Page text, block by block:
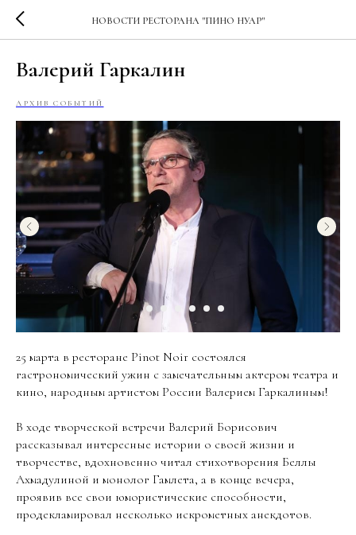
НОВОСТИ РЕСТОРАНА "ПИНО НУАР"
Валерий Гаркалин
АРХИВ СОБЫТИЙ
25 марта в ресторане Pinot Noir состоялся
гастрономический ужин с замечательным актером театра и
кино, народным артистом России Валерием Гаркалиным!
В ходе творческой встречи Валерий Борисович
рассказывал интересные истории о своей жизни и
творчестве, вдохновенно читал стихотворения Беллы
Ахмадулиной и монолог Гамлета, а в конце вечера,
проявив все свои юмористические способности,
продекламировал несколько искрометных анекдотов.